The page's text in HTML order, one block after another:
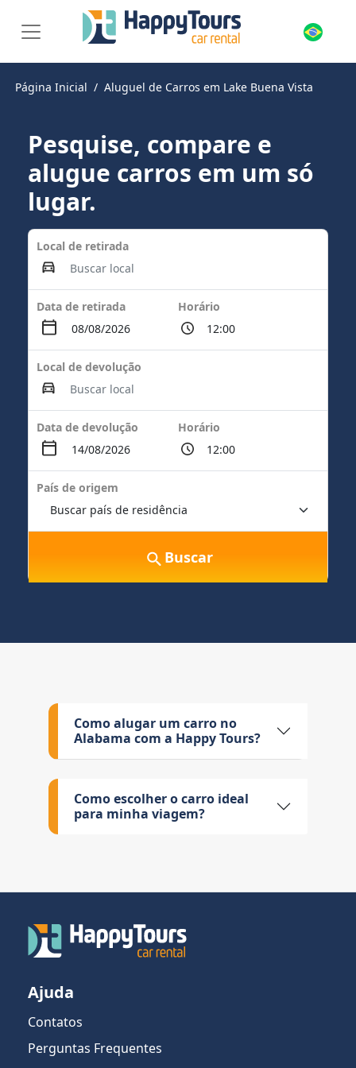
Página Inicial Aluguel de Carros em Lake Buena Vista
Pesquise, compare e
alugue carros em um só
lugar.
Local de retirada
Data de retirada Horário
Local de devolução
Data de devolução Horário
País de origem
Buscar
Como alugar um carro no
Alabama com a Happy Tours?
Como escolher o carro ideal
para minha viagem?
Ajuda
Contatos
Perguntas Frequentes